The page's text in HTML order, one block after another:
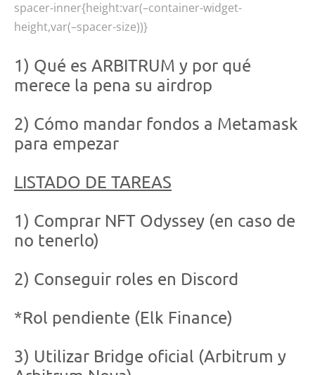
spacer-inner{height:var(–container-widget-
height,var(–spacer-size))}
1) Qué es ARBITRUM y por qué
merece la pena su airdrop
2) Cómo mandar fondos a Metamask
para empezar
LISTADO DE TAREAS
1) Comprar NFT Odyssey (en caso de
no tenerlo)
2) Conseguir roles en Discord
*Rol pendiente (Elk Finance)
3) Utilizar Bridge oficial (Arbitrum y